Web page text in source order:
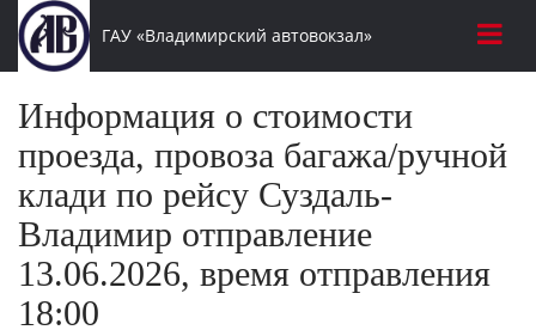
ГАУ «Владимирский автовокзал»
Информация о стоимости
проезда, провоза багажа/ручной
клади по рейсу Суздаль-
Владимир отправление
13.06.2026, время отправления
18:00